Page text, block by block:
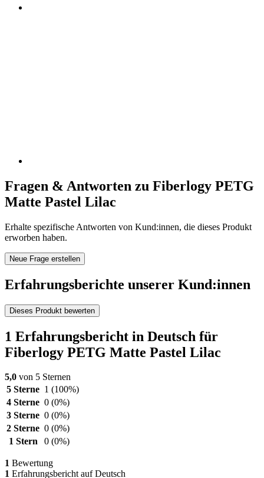
Fragen & Antworten zu Fiberlogy PETG
Matte Pastel Lilac
Erhalte spezifische Antworten von Kund:innen, die dieses Produkt
erworben haben.
Neue Frage erstellen
Erfahrungsberichte unserer Kund:innen
Dieses Produkt bewerten
1 Erfahrungsbericht in Deutsch für
Fiberlogy PETG Matte Pastel Lilac
5,0 von 5 Sternen
5 Sterne 1 (100%)
4 Sterne 0 (0%)
3 Sterne 0 (0%)
2 Sterne 0 (0%)
1 Stern
0 (0%)
1 Bewertung
1 Erfahrungsbericht auf Deutsch